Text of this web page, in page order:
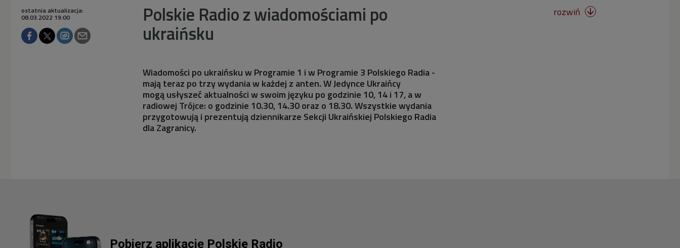
Polskie Radio z wiadomościami po
ukraińsku
ostatnia aktualizacja:
08.03.2022 19:00
Wiadomości po ukraińsku w Programie 1 i w Programie 3 Polskiego Radia -
mają teraz po trzy wydania w każdej z anten. W Jedynce Ukraińcy
mogą usłyszeć aktualności w swoim języku po godzinie 10, 14 i 17, a w
radiowej Trójce: o godzinie 10.30, 14.30 oraz o 18.30. Wszystkie wydania
przygotowują i prezentują dziennikarze Sekcji Ukraińskiej Polskiego Radia
dla Zagranicy.
rozwiń 
Pobierz aplikację Polskie Radio